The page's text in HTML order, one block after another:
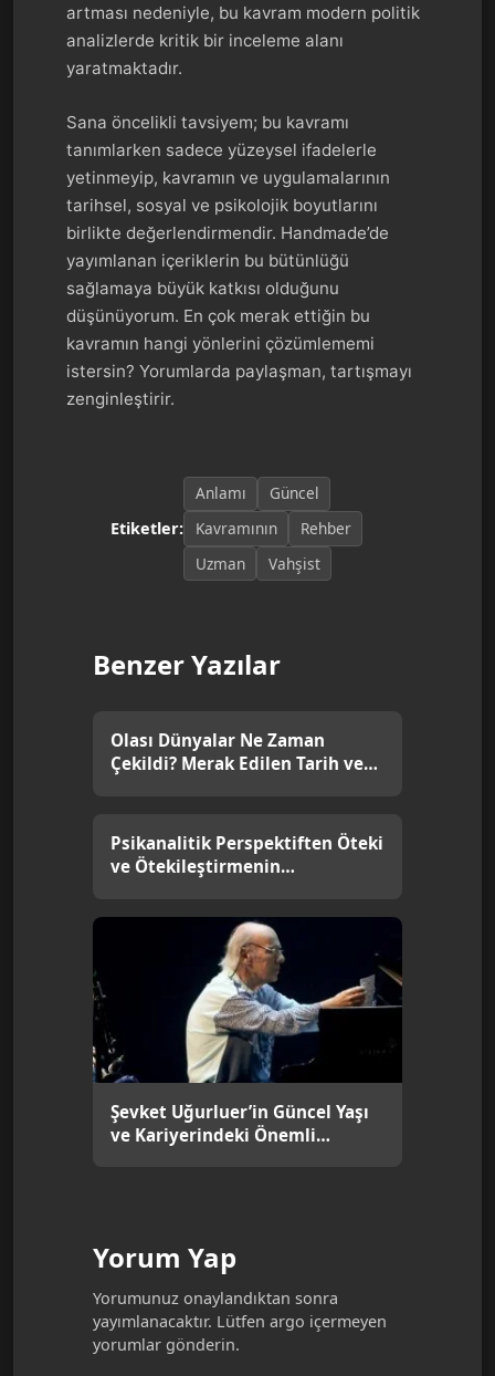
artması nedeniyle, bu kavram modern politik
analizlerde kritik bir inceleme alanı
yaratmaktadır.
Sana öncelikli tavsiyem; bu kavramı
tanımlarken sadece yüzeysel ifadelerle
yetinmeyip, kavramın ve uygulamalarının
tarihsel, sosyal ve psikolojik boyutlarını
birlikte değerlendirmendir. Handmade’de
yayımlanan içeriklerin bu bütünlüğü
sağlamaya büyük katkısı olduğunu
düşünüyorum. En çok merak ettiğin bu
kavramın hangi yönlerini çözümlememi
istersin? Yorumlarda paylaşman, tartışmayı
zenginleştirir.
Etiketler:
Anlamı
Güncel
Kavramının
Rehber
Uzman
Vahşist
Benzer Yazılar
Olası Dünyalar Ne Zaman
Çekildi? Merak Edilen Tarih ve
Psikanalitik Perspektiften Öteki
ve Ötekileştirmenin
Şevket Uğurluer’in Güncel Yaşı
ve Kariyerindeki Önemli
Yorum Yap
Yorumunuz onaylandıktan sonra
yayımlanacaktır. Lütfen argo içermeyen
yorumlar gönderin.